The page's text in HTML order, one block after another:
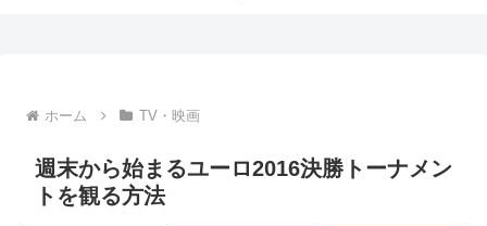
ホーム TV・映画
週末から始まるユーロ2016決勝トーナメン
トを観る方法